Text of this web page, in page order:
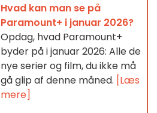
Hvad kan man se på
Paramount+ i januar 2026?
Opdag, hvad Paramount+
byder på i januar 2026: Alle de
nye serier og film, du ikke må
gå glip af denne måned. [Læs
mere]